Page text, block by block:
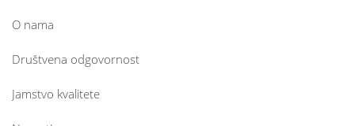
O nama
Društvena odgovornost
Jamstvo kvalitete